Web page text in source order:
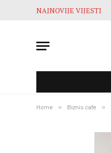
NAJNOVIJE VIJESTI
Home » Biznis cafe »